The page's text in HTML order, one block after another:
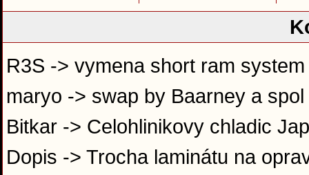
R3S -> vymena short ram
maryo -> swap by Baarney a
Bitkar -> Celohlinikovy chladic
Dopis -> Trocha laminátu na